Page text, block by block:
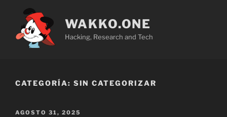
contenido
WAKKO.ONE
Hacking, Research and Tech
CATEGORÍA: SIN CATEGORIZAR
PUBLICADO
AGOSTO 31, 2025